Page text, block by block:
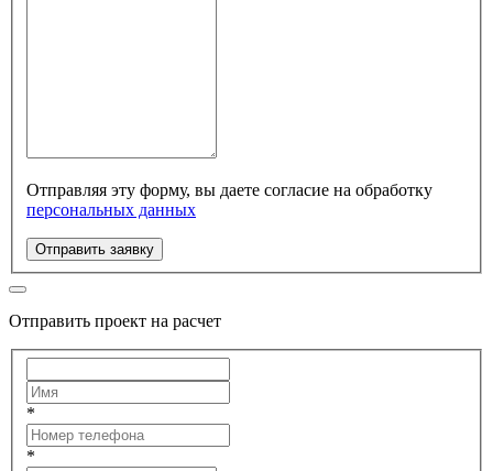
Отправляя эту форму, вы даете согласие на обработку
персональных данных
Отправить заявку
Отправить проект на расчет
*
*